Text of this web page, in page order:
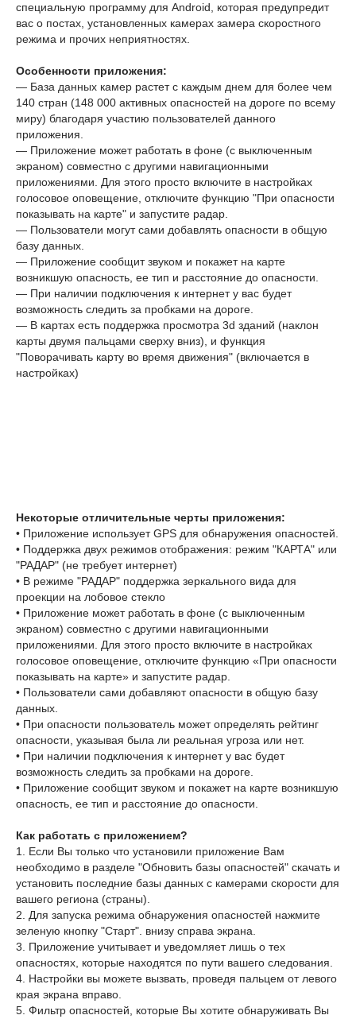
специальную программу для Android, которая предупредит
вас о постах, установленных камерах замера скоростного
режима и прочих неприятностях.
Особенности приложения:
— База данных камер растет с каждым днем для более чем
140 стран (148 000 активных опасностей на дороге по всему
миру) благодаря участию пользователей данного
приложения.
— Приложение может работать в фоне (с выключенным
экраном) совместно с другими навигационными
приложениями. Для этого просто включите в настройках
голосовое оповещение, отключите функцию "При опасности
показывать на карте" и запустите радар.
— Пользователи могут сами добавлять опасности в общую
базу данных.
— Приложение сообщит звуком и покажет на карте
возникшую опасность, ее тип и расстояние до опасности.
— При наличии подключения к интернет у вас будет
возможность следить за пробками на дороге.
— В картах есть поддержка просмотра 3d зданий (наклон
карты двумя пальцами сверху вниз), и функция
"Поворачивать карту во время движения" (включается в
настройках)
Некоторые отличительные черты приложения:
• Приложение использует GPS для обнаружения опасностей.
• Поддержка двух режимов отображения: режим "КАРТА" или
"РАДАР" (не требует интернет)
• В режиме "РАДАР" поддержка зеркального вида для
проекции на лобовое стекло
• Приложение может работать в фоне (с выключенным
экраном) совместно с другими навигационными
приложениями. Для этого просто включите в настройках
голосовое оповещение, отключите функцию «При опасности
показывать на карте» и запустите радар.
• Пользователи сами добавляют опасности в общую базу
данных.
• При опасности пользователь может определять рейтинг
опасности, указывая была ли реальная угроза или нет.
• При наличии подключения к интернет у вас будет
возможность следить за пробками на дороге.
• Приложение сообщит звуком и покажет на карте возникшую
опасность, ее тип и расстояние до опасности.
Как работать с приложением?
1. Если Вы только что установили приложение Вам
необходимо в разделе "Обновить базы опасностей" скачать и
установить последние базы данных с камерами скорости для
вашего региона (страны).
2. Для запуска режима обнаружения опасностей нажмите
зеленую кнопку "Старт". внизу справа экрана.
3. Приложение учитывает и уведомляет лишь о тех
опасностях, которые находятся по пути вашего следования.
4. Настройки вы можете вызвать, проведя пальцем от левого
края экрана вправо.
5. Фильтр опасностей, которые Вы хотите обнаруживать Вы